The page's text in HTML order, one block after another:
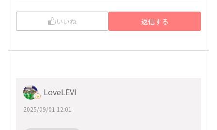
いいね 返信する
LoveLEVI
2025/09/01 12:01